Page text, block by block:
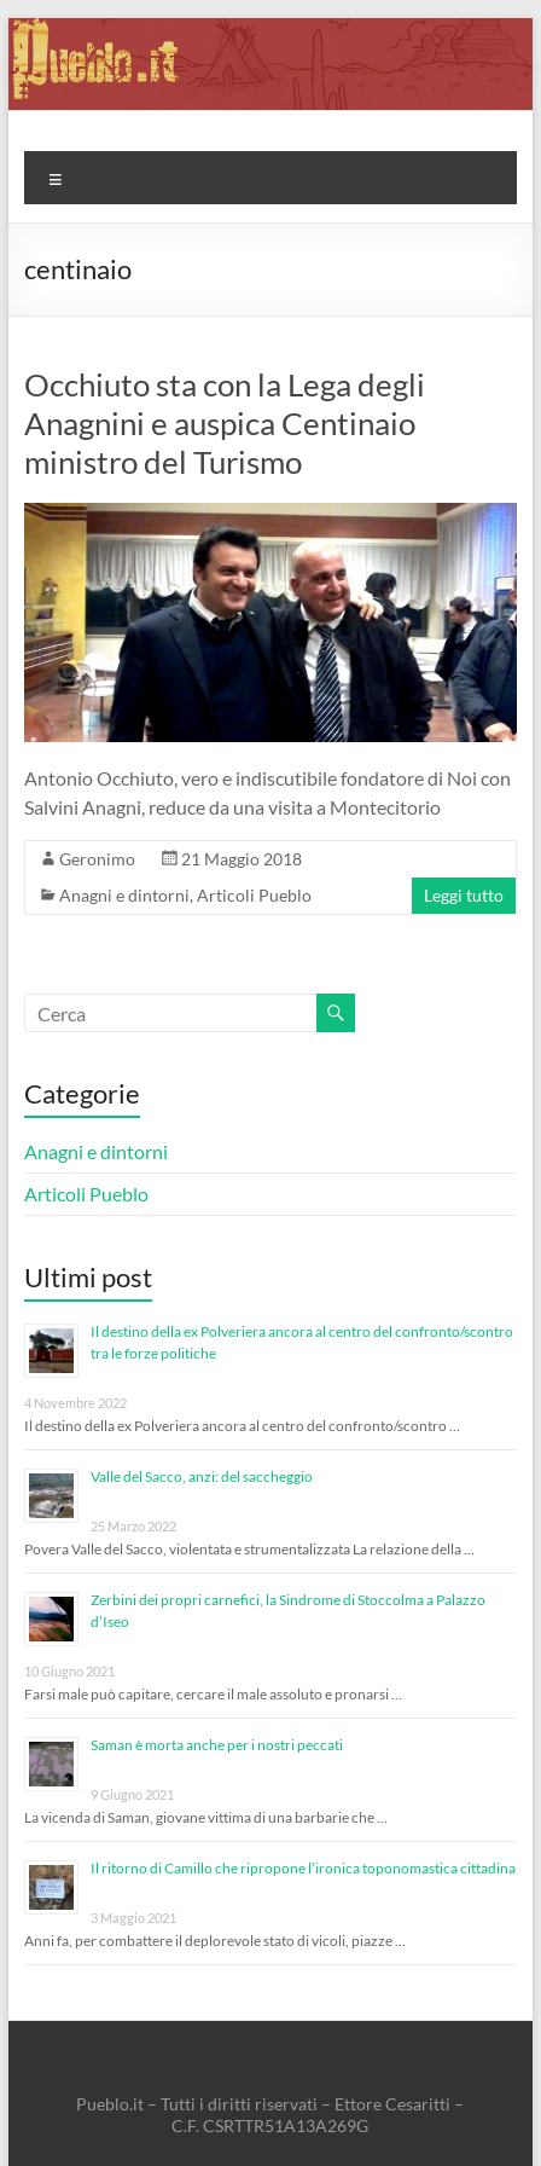
Salta
al
contenuto
Pueblo.it
Fabio Forte, ovvero: il richiamo della Foresta
centinaio
Occhiuto sta con la Lega degli
Anagnini e auspica Centinaio
ministro del Turismo
Antonio Occhiuto, vero e indiscutibile fondatore di Noi con
Salvini Anagni, reduce da una visita a Montecitorio
Geronimo
21 Maggio 2018
Anagni e dintorni,Articoli Pueblo Leggi tutto
Categorie
Anagni e dintorni
Articoli Pueblo
Ultimi post
Il destino della ex Polveriera ancora al centro del confronto/scontro
tra le forze politiche
4 Novembre 2022
Il destino della ex Polveriera ancora al centro del confronto/scontro …
Valle del Sacco, anzi: del saccheggio
25 Marzo 2022
Povera Valle del Sacco, violentata e strumentalizzata La relazione della …
Zerbini dei propri carnefici, la Sindrome di Stoccolma a Palazzo
d’Iseo
10 Giugno 2021
Farsi male può capitare, cercare il male assoluto e pronarsi …
Saman è morta anche per i nostri peccati
9 Giugno 2021
La vicenda di Saman, giovane vittima di una barbarie che …
Il ritorno di Camillo che ripropone l’ironica toponomastica cittadina
3 Maggio 2021
Anni fa, per combattere il deplorevole stato di vicoli, piazze …
Pueblo.it – Tutti i diritti riservati – Ettore Cesaritti –
C.F. CSRTTR51A13A269G